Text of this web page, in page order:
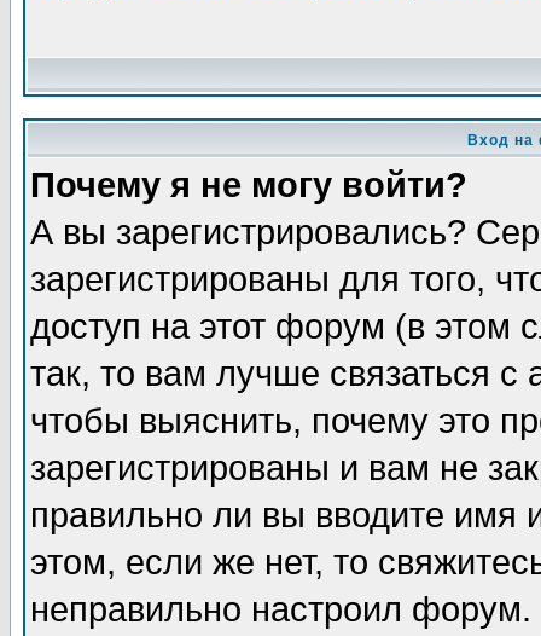
Вход на
Почему я не могу войти?
А вы зарегистрировались?
зарегистрированы для того,
доступ на этот форум (в этом
так, то вам лучше связаться
чтобы выяснить, почему это
зарегистрированы и вам не
правильно ли вы вводите
этом, если же нет, то
неправильно настроил форум.